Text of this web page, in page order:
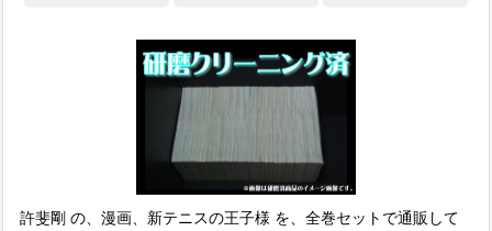
許斐剛 の、漫画、新テニスの王子様 を、全巻セットで通販して